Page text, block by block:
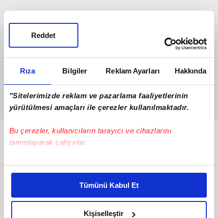
Rıza Bilgiler Reklam Ayarları Hakkında
"Sitelerimizde reklam ve pazarlama faaliyetlerinin
yürütülmesi amaçları ile çerezler kullanılmaktadır.
Bu çerezler, kullanıcıların tarayıcı ve cihazlarını
tanımlayarak çalışırlar.
Bu çerezlere izin vermeniz halinde sizlere özel
daha iyi reklam deneyimi yaşatabiliriz. Bunu yaparken
amacımızın size daha iyi bir reklam deneyimi sunmak
olduğunu ve sizlere en iyi içerikleri sunabilmek adına
Tümünü Kabul Et
Kişiselleştir
Reddet
Bunlar da Var